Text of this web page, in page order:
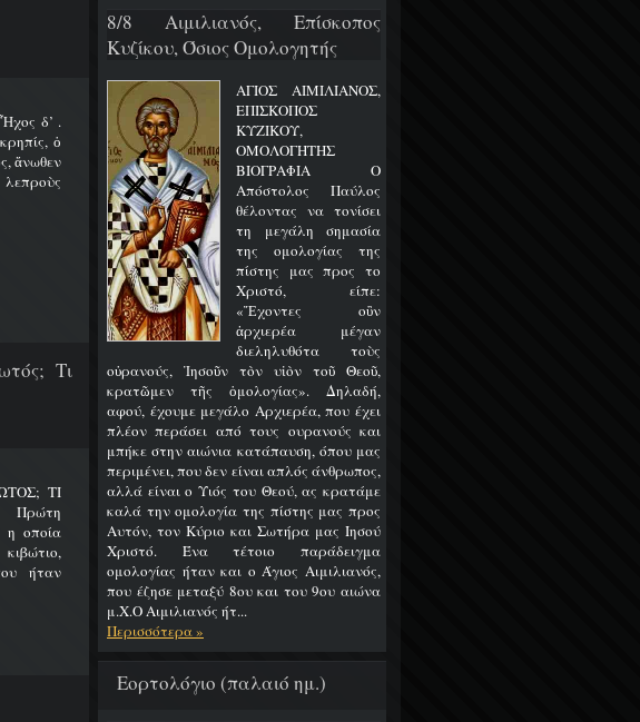
8/8 Αιμιλιανός, Επίσκοπος
Κυζίκου, Όσιος Ομολογητής
ΑΓΙΟΣ ΑΙΜΙΛΙΑΝΟΣ,
ΕΠΙΣΚΟΠΟΣ
ΚΥΖΙΚΟΥ,
ΟΜΟΛΟΓΗΤΗΣ
ΒΙΟΓΡΑΦΙΑ Ο
Απόστολος Παύλος
θέλοντας να τονίσει
τη μεγάλη σημασία
της ομολογίας της
πίστης μας προς το
Χριστό, είπε:
«Ἔχοντες οὒν
ἀρχιερέα μέγαν
διεληλυθότα τοὺς
οὐρανούς, Ἰησοῦν τὸν υἱὸν τοῦ Θεοῦ,
κρατῶμεν τῆς ὁμολογίας». Δηλαδή,
αφού, έχουμε μεγάλο Αρχιερέα, που έχει
πλέον περάσει από τους ουρανούς και
μπήκε στην αιώνια κατάπαυση, όπου μας
περιμένει, που δεν είναι απλός άνθρωπος,
αλλά είναι ο Υιός του Θεού, ας κρατάμε
καλά την ομολογία της πίστης μας προς
Αυτόν, τον Κύριο και Σωτήρα μας Ιησού
Χριστό. Ένα τέτοιο παράδειγμα
ομολογίας ήταν και ο Άγιος Αιμιλιανός,
που έζησε μεταξύ 8ου και του 9ου αιώνα
μ.Χ.Ο Αιμιλιανός ήτ...
Περισσότερα »
Εορτολόγιο (παλαιό ημ.)
δ’ .
ὁ
ἄνωθεν
Τι
ΤΙ
οποία
ήταν